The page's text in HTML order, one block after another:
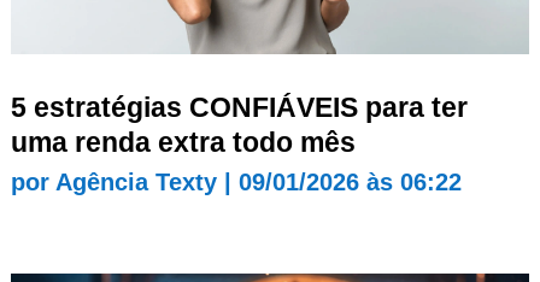
5 estratégias CONFIÁVEIS para ter
uma renda extra todo mês
por Agência Texty| 09/01/2026 às 06:22